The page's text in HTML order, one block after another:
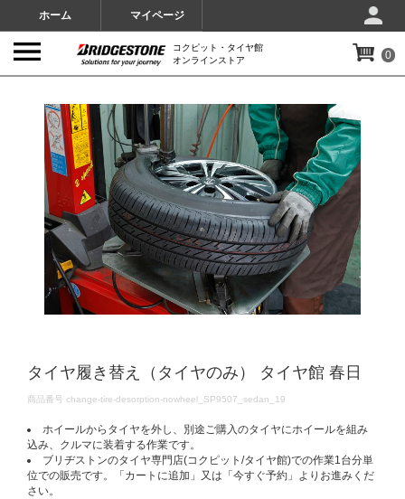
ホーム マイページ
コクピット・タイヤ館
オンラインストア
0
タイヤ履き替え（タイヤのみ） タイヤ館 春日
DETAILS
商品番号 change-tire-desorption-nowheel_SP9507_sedan_19
ホイールからタイヤを外し、別途ご購入のタイヤにホイールを組み
込み、クルマに装着する作業です。
ブリヂストンのタイヤ専門店(コクピット/タイヤ館)での作業1台分単
位での販売です。「カートに追加」又は「今すぐ予約」よりお進みくだ
さい。